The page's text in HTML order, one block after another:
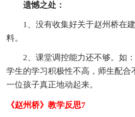
遗憾之处：
1、没有收集好关于赵州桥在建
料。
2、课堂调控能力还不够。如：
学生的学习积极性不高，师生配合
一位孩子真正地动起来。
《赵州桥》教学反思7